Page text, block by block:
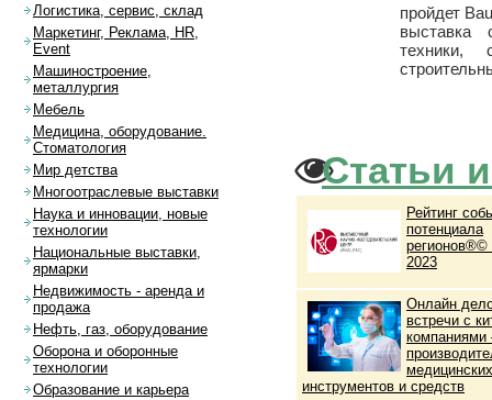
пройдет
выставка
техники,
Статьи
Рейтинг
потенциала
регионов®©
2023
Онлайн
встречи с
компаниями
медицинских
инструментов и средств
Логистика, сервис, склад
Маркетинг, Реклама, HR,
Event
Машиностроение,
металлургия
Мебель
Медицина, оборудование.
Стоматология
Мир детства
Многоотраслевые выставки
Наука и инновации, новые
технологии
Национальные выставки,
ярмарки
Недвижимость - аренда и
продажа
Нефть, газ, оборудование
Оборона и оборонные
технологии
Образование и карьера